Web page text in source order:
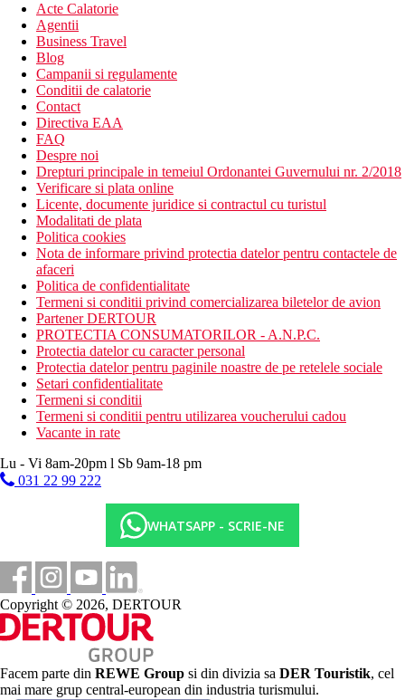
Canale TV premium
Canale prin satelit
Mancare si bautura
Aparat de espresso
Apa imbuteliata gratuita
Mini-bar
Room service (limitat)
WiFi gratuit
Internet prin cablu gratuit
Mare
Menaj zilnic
Birou
Adaptoare/incarcatoare electrice
Mobilat individual
Fier/masa de calcat (la cerere)
Telefon
Seif
Serviciu turndown
Vederi – mare, apa
Dulap pentru haine
Spatiu exterior
Balcon sau terasa
Descrierea hotelului
serviciu de transfer
hipoalergica
zona pentru fumatori
serviciu de trezire
pardoseala de lemn sau parchet
intrare privata
seif pentru laptop
capela/altar
ventilator
barbier/salon de frumusete
facilitati de calcat
facilitati pentru persoane cu mobilitate redusa
camere pentru nefumatori
serviciu de trezire/ceas desteptator
room service
Acte Calatorie
Agentii
Business Travel
Blog
Campanii si regulamente
Conditii de calatorie
Contact
Directiva EAA
FAQ
Despre noi
Drepturi principale in temeiul Ordonantei Guvernului nr. 2/2018
Verificare si plata online
Licente, documente juridice si contractul cu turistul
Modalitati de plata
Politica cookies
Nota de informare privind protectia datelor pentru contactele de
afaceri
Politica de confidentialitate
Termeni si conditii privind comercializarea biletelor de avion
Partener DERTOUR
PROTECTIA CONSUMATORILOR - A.N.P.C.
Protectia datelor cu caracter personal
Protectia datelor pentru paginile noastre de pe retelele sociale
Setari confidentialitate
Termeni si conditii
Termeni si conditii pentru utilizarea voucherului cadou
Vacante in rate
Lu - Vi 8am-20pm l Sb 9am-18 pm
031 22 99 222
WHATSAPP - SCRIE-NE
Copyright © 2026, DERTOUR
Facem parte din REWE Group si din divizia sa DER Touristik, cel
mai mare grup central-european din industria turismului.